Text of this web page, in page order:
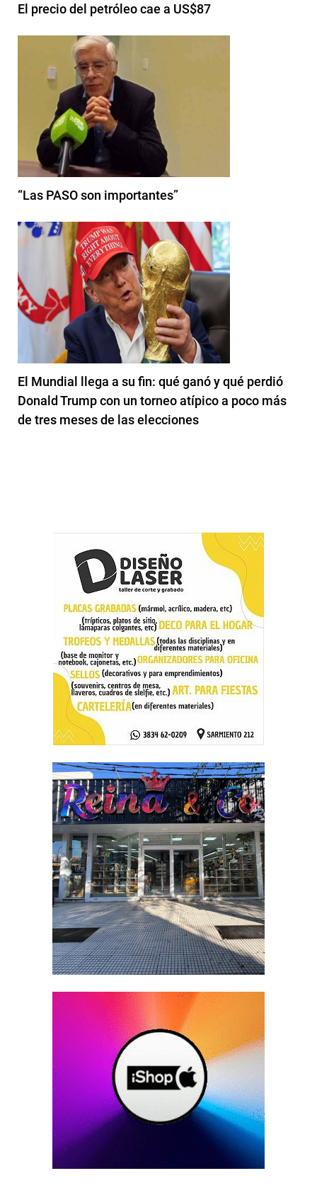
El precio del petróleo cae a US$87
“Las PASO son importantes”
El Mundial llega a su fin: qué ganó y qué perdió
Donald Trump con un torneo atípico a poco más
de tres meses de las elecciones